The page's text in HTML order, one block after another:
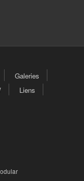
Galeries
Liens